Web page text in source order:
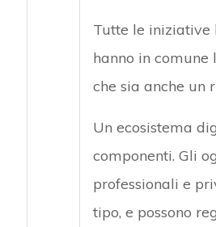
Tutte le iniziative
hanno in comune
che sia anche un
Un ecosistema
componenti. Gli
professionali e
tipo, e possono